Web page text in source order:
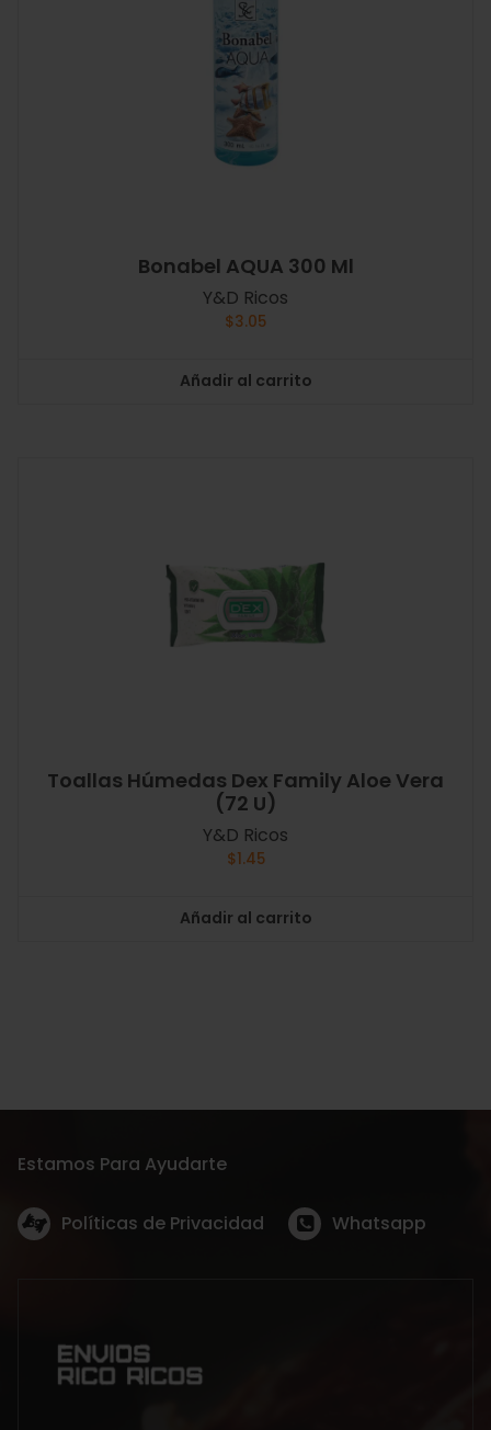
Bonabel AQUA 300 Ml
Y&D Ricos
$3.05
Añadir al carrito
Toallas Húmedas Dex Family Aloe Vera
(72 U)
Y&D Ricos
$1.45
Añadir al carrito
Estamos Para Ayudarte
Políticas de Privacidad Whatsapp